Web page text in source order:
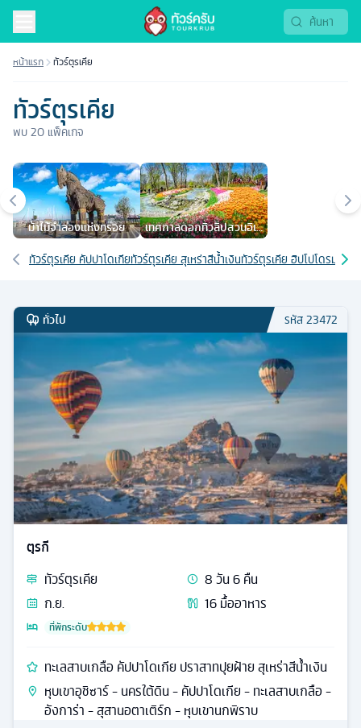
หน้าแรก ทัวร์ตุรเคีย
ทัวร์ตุรเคีย
พบ20 แพ็คเกจ
เมืองยอดนิยม
ม้าไม้จําลองแห่งทรอย
เทศกาลดอกทิวลิปสวนอิเม
อร์แกนด์
เส้นทางที่เกี่ยวข้อง
ทัวร์ตุรเคีย คัปปาโดเกียทัวร์ตุรเคีย สุเหร่าสีน้ำเงินทัวร์ตุรเคีย ฮิปโปโดรม ทัว
ทั่วไป รหัส23472
ตุรกี
ทัวร์ตุรเคีย 8วัน6คืน
ก.ย.
16มื้ออาหาร
ที่พักระดับ
ทะเลสาบเกลือ คัปปาโดเกีย ปราสาทปุยฝ้าย สุเหร่าสีน้ำเงิน
หุบเขาอุชิซาร์ - นครใต้ดิน - คัปปาโดเกีย - ทะเลสาบเกลือ -
อังการ่า - สุสานอตาเติร์ก - หุบเขานกพิราบ